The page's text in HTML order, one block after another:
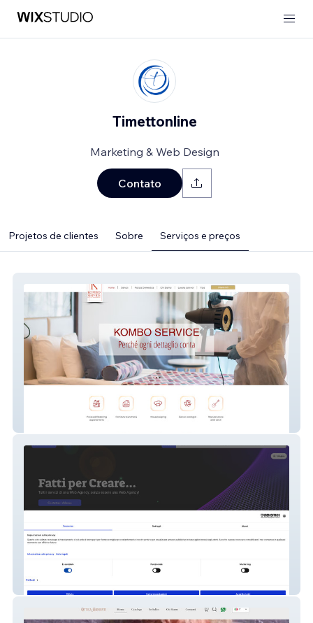
Timettonline
Marketing & Web Design
Contato
Projetos de clientes Sobre Serviços e preços
Kombo Service
Timettonline